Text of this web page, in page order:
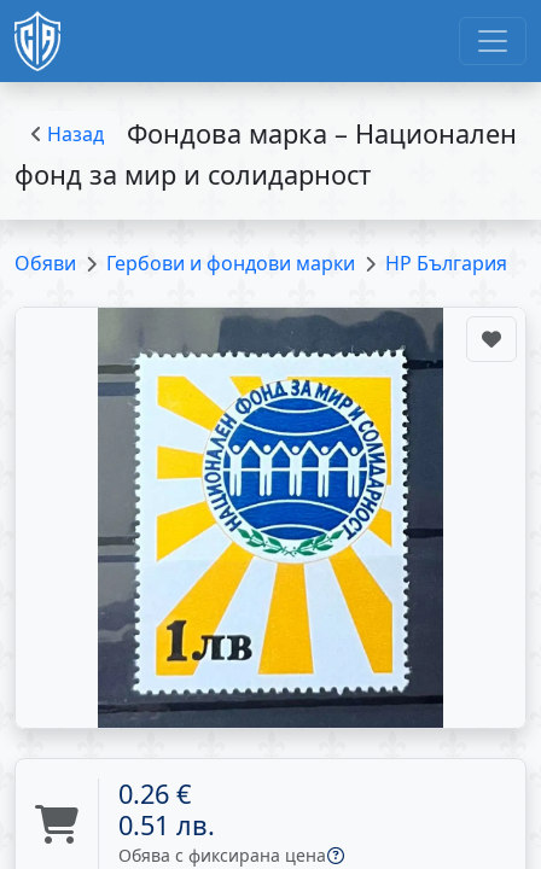
Назад
Фондова марка – Национален
фонд за мир и солидарност
Обяви Гербови и фондови марки НР България
0.26 €
0.51 лв.
Обява с фиксирана цена